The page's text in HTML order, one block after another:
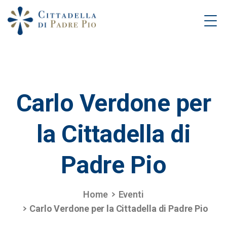
Carlo Verdone per
la Cittadella di
Padre Pio
Home
Eventi
Carlo Verdone per la Cittadella di Padre Pio